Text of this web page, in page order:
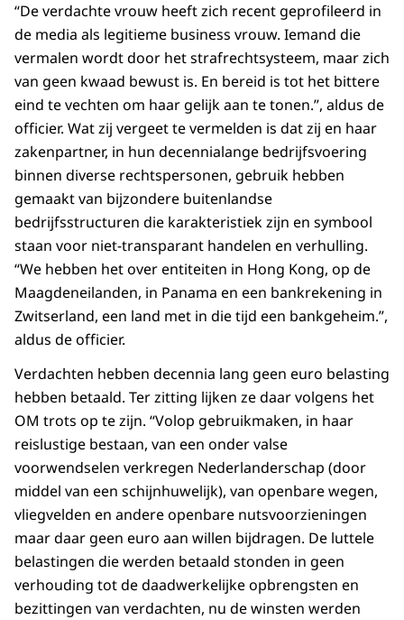
“De verdachte vrouw heeft zich recent geprofileerd in
de media als legitieme business vrouw. Iemand die
vermalen wordt door het strafrechtsysteem, maar zich
van geen kwaad bewust is. En bereid is tot het bittere
eind te vechten om haar gelijk aan te tonen.”, aldus de
officier. Wat zij vergeet te vermelden is dat zij en haar
zakenpartner, in hun decennialange bedrijfsvoering
binnen diverse rechtspersonen, gebruik hebben
gemaakt van bijzondere buitenlandse
bedrijfsstructuren die karakteristiek zijn en symbool
staan voor niet-transparant handelen en verhulling.
“We hebben het over entiteiten in Hong Kong, op de
Maagdeneilanden, in Panama en een bankrekening in
Zwitserland, een land met in die tijd een bankgeheim.”,
aldus de officier.
Verdachten hebben decennia lang geen euro belasting
hebben betaald. Ter zitting lijken ze daar volgens het
OM trots op te zijn. “Volop gebruikmaken, in haar
reislustige bestaan, van een onder valse
voorwendselen verkregen Nederlanderschap (door
middel van een schijnhuwelijk), van openbare wegen,
vliegvelden en andere openbare nutsvoorzieningen
maar daar geen euro aan willen bijdragen. De luttele
belastingen die werden betaald stonden in geen
verhouding tot de daadwerkelijke opbrengsten en
bezittingen van verdachten, nu de winsten werden